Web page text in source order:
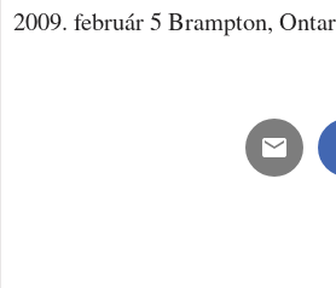
2009. február 5 Brampton,